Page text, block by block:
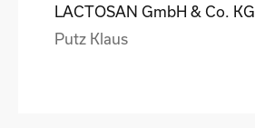
LACTOSAN GmbH & Co. KG
Putz Klaus